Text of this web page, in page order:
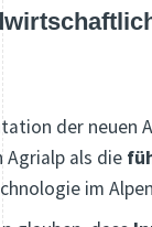
der neuen
als die
im